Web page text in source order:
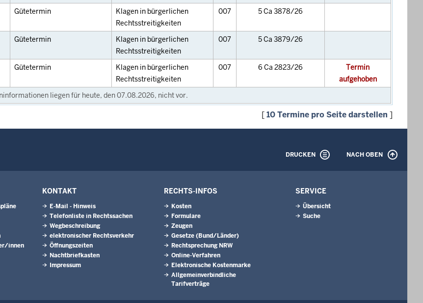
Gütetermin
Klagen in bürgerlichen
Rechtsstreitigkeiten
007 5 Ca 3878/26
Gütetermin
Klagen in bürgerlichen
Rechtsstreitigkeiten
007 5 Ca 3879/26
Gütetermin
Klagen in bürgerlichen
Rechtsstreitigkeiten
007 6 Ca 2823/26
Termin
aufgehoben
liegen für heute, den 07.08.2026, nicht vor.
[10 Termine pro Seite darstellen ]
DRUCKEN NACH OBEN
innen
KONTAKT
E-Mail - Hinweis
Telefonliste in Rechtssachen
Wegbeschreibung
elektronischer Rechtsverkehr
Öffnungszeiten
Nachtbriefkasten
Impressum
RECHTS-INFOS
Kosten
Formulare
Zeugen
Gesetze (Bund/Länder)
Rechtsprechung NRW
Online-Verfahren
Elektronische Kostenmarke
Allgemeinverbindliche
Tarifverträge
SERVICE
Übersicht
Suche